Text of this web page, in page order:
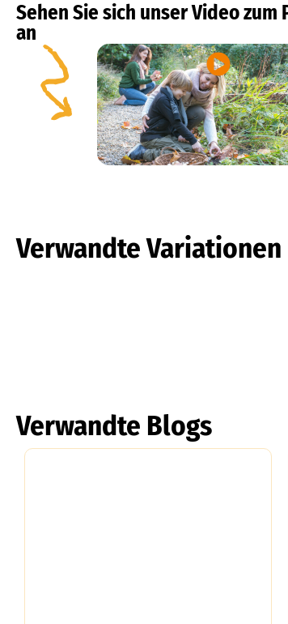
Sehen Sie sich unser Video
an
Verwandte Variationen
Verwandte Blogs